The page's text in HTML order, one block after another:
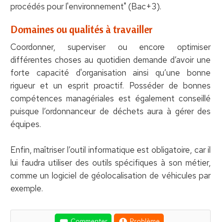
procédés pour l'environnement" (Bac+3).
Domaines ou qualités à travailler
Coordonner, superviser ou encore optimiser
différentes choses au quotidien demande d’avoir une
forte capacité d'organisation ainsi qu’une bonne
rigueur et un esprit proactif. Posséder de bonnes
compétences managériales est également conseillé
puisque l’ordonnanceur de déchets aura à gérer des
équipes.
Enfin, maîtriser l’outil informatique est obligatoire, car il
lui faudra utiliser des outils spécifiques à son métier,
comme un logiciel de géolocalisation de véhicules par
exemple.